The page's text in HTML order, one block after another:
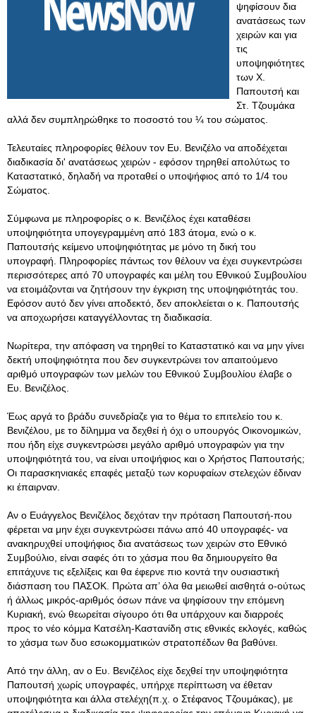
ψηφίσουν δια
ανατάσεως των
χειρών και για
τις
υποψηφιότητες
των Χ.
Παπουτσή και
Στ. Τζουμάκα
αλλά δεν συμπληρώθηκε το ποσοστό του ¼ του σώματος.
Τελευταίες πληροφορίες θέλουν τον Ευ. Βενιζέλο να αποδέχεται
διαδικασία δι' ανατάσεως χειρών - εφόσον τηρηθεί απολύτως το
Καταστατικό, δηλαδή να προταθεί ο υποψήφιος από το 1/4 του
Σώματος.
Σύμφωνα με πληροφορίες ο κ. Βενιζέλος έχει καταθέσει
υποψηφιότητα υπογεγραμμένη από 183 άτομα, ενώ ο κ.
Παπουτσής κείμενο υποψηφιότητας με μόνο τη δική του
υπογραφή. Πληροφορίες πάντως τον θέλουν να έχει συγκεντρώσει
περισσότερες από 70 υπογραφές και μέλη του Εθνικού Συμβουλίου
να ετοιμάζονται να ζητήσουν την έγκριση της υποψηφιότητάς του.
Εφόσον αυτό δεν γίνει αποδεκτό, δεν αποκλείεται ο κ. Παπουτσής
να αποχωρήσει καταγγέλλοντας τη διαδικασία.
Νωρίτερα, την απόφαση να τηρηθεί το Καταστατικό και να μην γίνει
δεκτή υποψηφιότητα που δεν συγκεντρώνει τον απαιτούμενο
αριθμό υπογραφών των μελών του Εθνικού Συμβουλίου έλαβε ο
Ευ. Βενιζέλος.
Έως αργά το βράδυ συνεδρίαζε για το θέμα το επιτελείο του κ.
Βενιζέλου, με το δίλημμα να δεχθεί ή όχι ο υπουργός Οικονομικών,
που ήδη είχε συγκεντρώσει μεγάλο αριθμό υπογραφών για την
υποψηφιότητά του, να είναι υποψήφιος και ο Χρήστος Παπουτσής;
Οι παρασκηνιακές επαφές μεταξύ των κορυφαίων στελεχών έδιναν
κι έπαιρναν.
Αν ο Ευάγγελος Βενιζέλος δεχόταν την πρόταση Παπουτσή-που
φέρεται να μην έχει συγκεντρώσει πάνω από 40 υπογραφές- να
ανακηρυχθεί υποψήφιος δια ανατάσεως των χειρών στο Εθνικό
Συμβούλιο, είναι σαφές ότι το χάσμα που θα δημιουργείτο θα
επιτάχυνε τις εξελίξεις και θα έφερνε πιο κοντά την ουσιαστική
διάσπαση του ΠΑΣΟΚ. Πρώτα απ’ όλα θα μειωθεί αισθητά ο-ούτως
ή άλλως μικρός-αριθμός όσων πάνε να ψηφίσουν την επόμενη
Κυριακή, ενώ θεωρείται σίγουρο ότι θα υπάρχουν και διαρροές
προς το νέο κόμμα Κατσέλη-Καστανίδη στις εθνικές εκλογές, καθώς
το χάσμα των δυο εσωκομματικών στρατοπέδων θα βαθύνει.
Από την άλλη, αν ο Ευ. Βενιζέλος είχε δεχθεί την υποψηφιότητα
Παπουτσή χωρίς υπογραφές, υπήρχε περίπτωση να έθεταν
υποψηφιότητα και άλλα στελέχη(π.χ. ο Στέφανος Τζουμάκας), με